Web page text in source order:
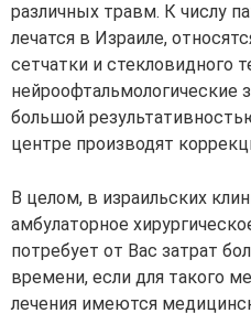
различных травм. К числу
лечатся в Израиле,
сетчатки и стекловидного
нейроофтальмологические
большой
центре производят
В целом, в израильских
амбулаторное
потребует от Вас затрат
времени, если для такого
лечения имеются